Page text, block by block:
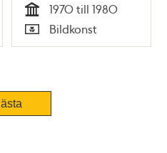
Tid
1970 till 1980
Typ
Bildkonst